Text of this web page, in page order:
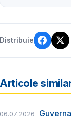
Distribuie
Articole
06.07.2026